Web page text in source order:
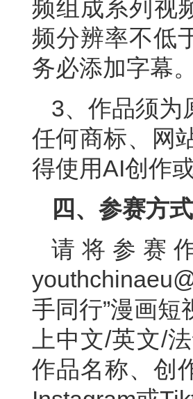
频组成系列视
频分辨率不低
务必添加字幕。
3、作品须为
任何商标、网
得使用AI创作
四、参赛方式
请将参赛
手同行”漫画
上中文/英文/
作品名称、创